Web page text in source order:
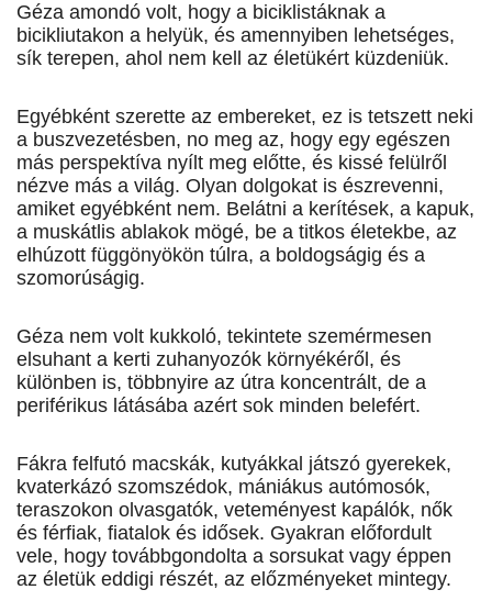
Géza amondó volt, hogy a biciklistáknak a
bicikliutakon a helyük, és amennyiben lehetséges,
sík terepen, ahol nem kell az életükért küzde­niük.
Egyébként szerette az embereket, ez is tetszett neki
a buszvezetésben, no meg az, hogy egy egészen
más perspektíva nyílt meg előtte, és kissé felülről
nézve más a világ. Olyan dolgokat is észrevenni,
amiket egyébként nem. Belátni a kerítések, a kapuk,
a muskátlis ablakok mögé, be a titkos életekbe, az
elhúzott függönyökön túlra, a boldogságig és a
szomorúságig.
Géza nem volt kukkoló, tekintete szemérmesen
elsuhant a kerti zuhanyozók környékéről, és
különben is, többnyire az útra koncentrált, de a
periférikus látásába azért sok minden belefért.
Fákra felfutó macskák, kutyákkal játszó gyerekek,
kvaterkázó szomszédok, má­niá­kus autómosók,
teraszokon olvasgatók, veteményest kapálók, nők
és férfiak, fiatalok és idősek. Gyakran előfordult
vele, hogy továbbgondolta a sorsukat vagy ép­pen
az életük eddigi részét, az előzményeket mintegy.